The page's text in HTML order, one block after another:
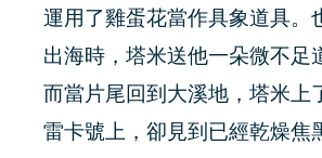
運用了雞蛋花當作具象道具。
出海時，塔米送他一朵微不足
而當片尾回到大溪地，塔米上
雷卡號上，卻見到已經乾燥焦